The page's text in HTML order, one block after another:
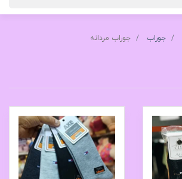
جوراب جوراب مردانه